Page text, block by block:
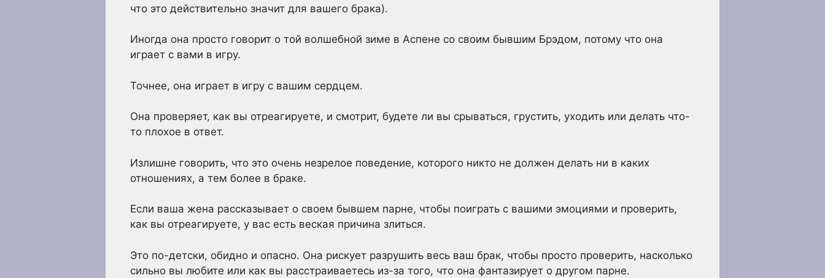
что это действительно значит для вашего брака).
Иногда она просто говорит о той волшебной зиме в Аспене со своим бывшим Брэдом, потому что она
играет с вами в игру.
Точнее, она играет в игру с вашим сердцем.
Она проверяет, как вы отреагируете, и смотрит, будете ли вы срываться, грустить, уходить или делать что-
то плохое в ответ.
Излишне говорить, что это очень незрелое поведение, которого никто не должен делать ни в каких
отношениях, а тем более в браке.
Если ваша жена рассказывает о своем бывшем парне, чтобы поиграть с вашими эмоциями и проверить,
как вы отреагируете, у вас есть веская причина злиться.
Это по-детски, обидно и опасно. Она рискует разрушить весь ваш брак, чтобы просто проверить, насколько
сильно вы любите или как вы расстраиваетесь из-за того, что она фантазирует о другом парне.